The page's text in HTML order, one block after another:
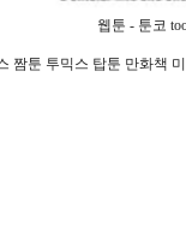
웹툰 - 툰코
짬툰 투믹스 탑툰 만화책